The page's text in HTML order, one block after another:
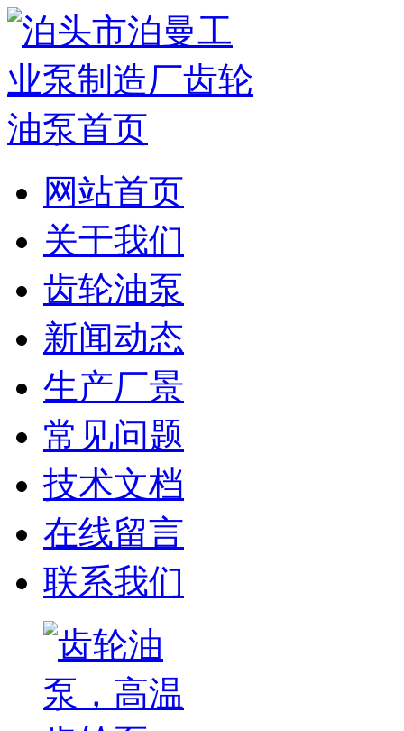
网站首页
关于我们
齿轮油泵
新闻动态
生产厂景
常见问题
技术文档
在线留言
联系我们